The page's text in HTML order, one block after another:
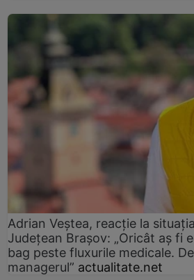
Adrian Veștea, reacție la
Județean Brașov: „Oricât aș fi
bag peste fluxurile medicale.
managerul” actualitate.net